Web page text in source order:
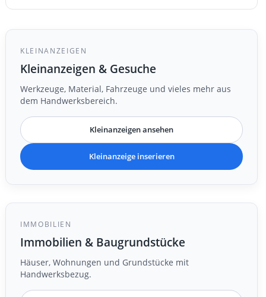
KLEINANZEIGEN
Kleinanzeigen & Gesuche
Werkzeuge, Material, Fahrzeuge und vieles mehr aus
dem Handwerksbereich.
Kleinanzeigen ansehen
Kleinanzeige inserieren
IMMOBILIEN
Immobilien & Baugrundstücke
Häuser, Wohnungen und Grundstücke mit
Handwerksbezug.